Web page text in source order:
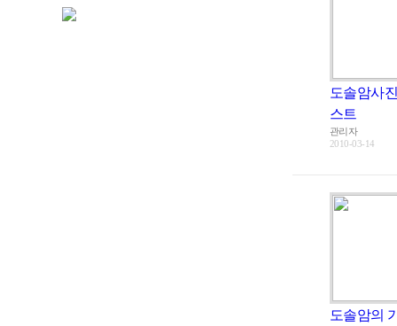
도솔암사
스트
관리자
2010-03-14
도솔암의